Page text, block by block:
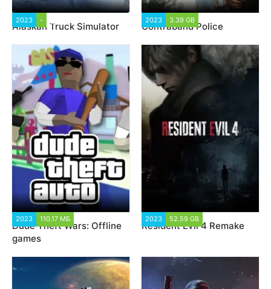
2023 -
Alaskan Truck Simulator
2023 3.39 GB
Contraband Police
2023 110.17 МБ
Dude Theft Wars: Offline
games
2023 52.59 GB
Resident Evil 4 Remake